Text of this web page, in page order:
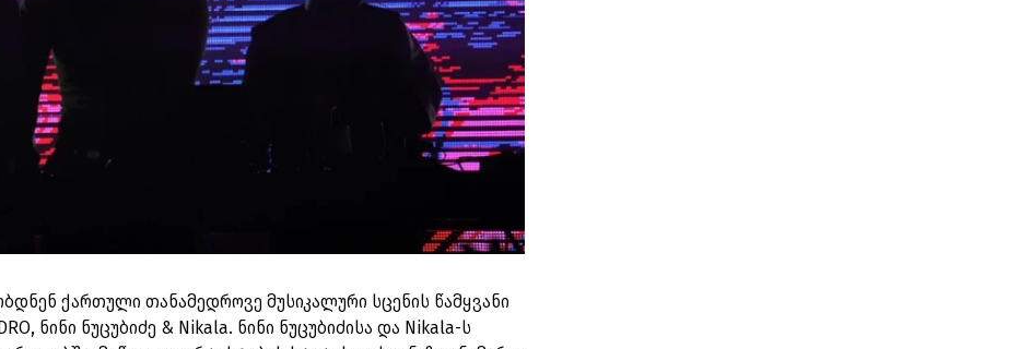
ქართული თანამედროვე მუსიკალური სცენის წამყვანი
ნინი ნუცუბიძე & Nikala. ნინი ნუცუბიძისა და Nikala-ს